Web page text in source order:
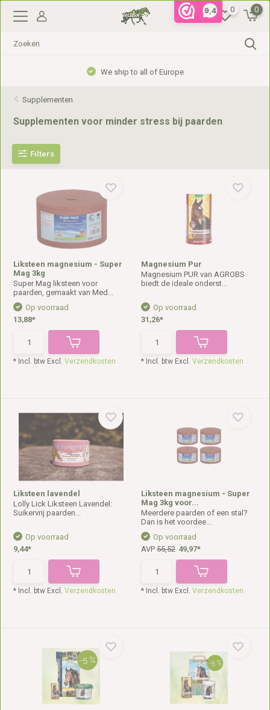
9,4 0 0
We ship to all of Europe
Supplementen
Supplementen voor minder stress bij paarden
Filters
Liksteen magnesium - Super
Mag 3kg
Super Mag liksteen voor
paarden, gemaakt van Med...
Op voorraad
13,88*
* Incl. btw Excl.Verzendkosten
Magnesium Pur
Magnesium PUR van AGROBS
biedt de ideale onderst...
Op voorraad
31,26*
* Incl. btw Excl. Verzendkosten
Liksteen lavendel
Lolly Lick Liksteen Lavendel:
Suikervrij paarden...
Op voorraad
9,44*
* Incl. btw Excl.Verzendkosten
Liksteen magnesium - Super
Mag 3kg voor...
Meerdere paarden of een stal?
Dan is het voordee...
Op voorraad
AVP 55,52 49,97*
* Incl. btw Excl. Verzendkosten